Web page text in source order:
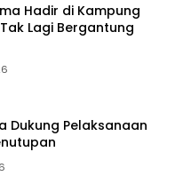
Hadir di Kampung
Lagi Bergantung
Dukung Pelaksanaan